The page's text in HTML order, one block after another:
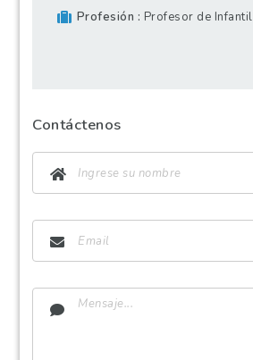
Profesión
Profesor de Infantil
Contáctenos